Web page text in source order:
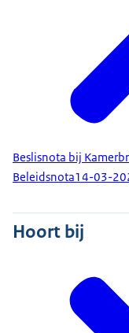
Beslisnota bij
Beleidsnota14-03-
Hoort bij